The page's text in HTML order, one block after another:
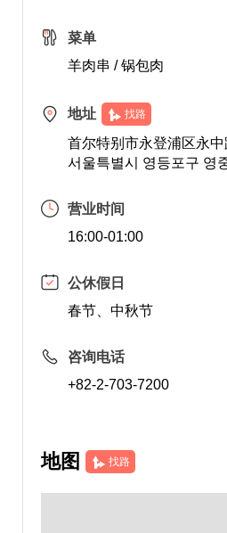
菜单
羊肉串 / 锅包肉
地址 找路
首尔特别市永登浦区永
서울특별시 영등포구 영
营业时间
16:00-01:00
公休假日
春节、中秋节
咨询电话
+82-2-703-7200
地图 找路